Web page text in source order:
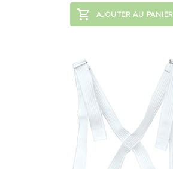
AJOUTER AU PANIER